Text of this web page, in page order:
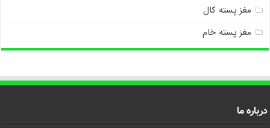
مغز پسته کال
مغز پسته خام
درباره ما